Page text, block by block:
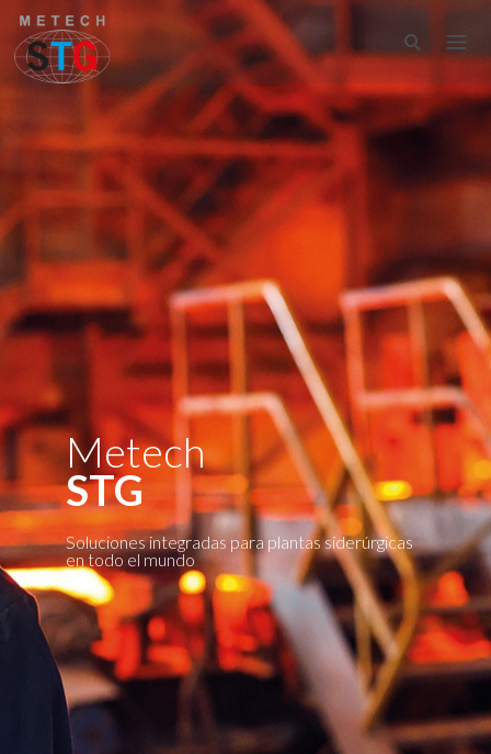
Metech
STG
Soluciones integradas para plantas siderúrgicas
en todo el mundo